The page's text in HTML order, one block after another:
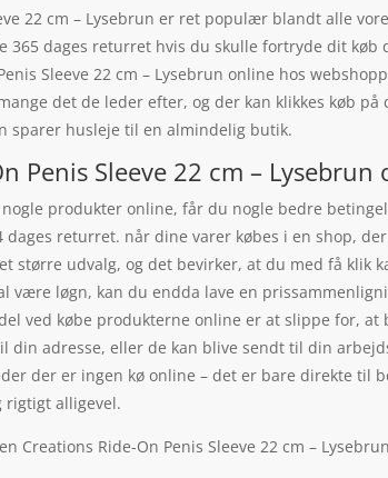
22 cm – Lysebrun er ret populær blandt alle
365 dages returret hvis du skulle fortryde dit
Sleeve 22 cm – Lysebrun online hos
det de leder efter, og der kan klikkes køb
sparer husleje til en almindelig butik.
Penis Sleeve 22 cm –
produkter online, får du nogle bedre
dages returret. når dine varer købes i en shop,
større udvalg, og det bevirker, at du med få klik
være løgn, kan du endda lave en
ved købe produkterne online er at slippe for,
adresse, eller de kan blive sendt til din
der er ingen kø online – det er bare direkte til
alligevel.
Creations Ride-On Penis Sleeve 22 cm –